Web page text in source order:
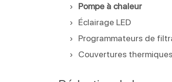
Pompe à chaleur
Éclairage LED
Programmateurs de
Couvertures thermiques